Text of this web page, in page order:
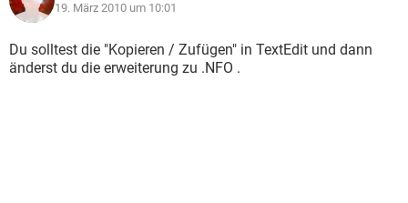
19. März 2010 um 10:01
Du solltest die "Kopieren / Zufügen" in TextEdit und dann
änderst du die erweiterung zu .NFO .